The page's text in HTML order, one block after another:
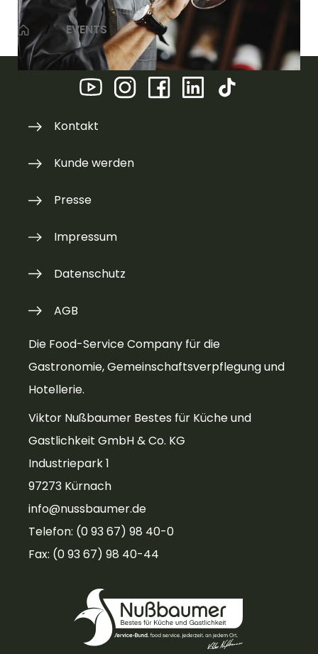
EVENTS
Die Food-Service Company für die
Gastronomie, Gemeinschaftsverpflegung und
Hotellerie.
Viktor Nußbaumer Bestes für Küche und
Gastlichkeit GmbH & Co. KG
Industriepark 1
97273 Kürnach
info@nussbaumer.de
Telefon: (0 93 67) 98 40-0
Fax: (0 93 67) 98 40-44
Kontakt
Kunde werden
Presse
Impressum
Datenschutz
AGB